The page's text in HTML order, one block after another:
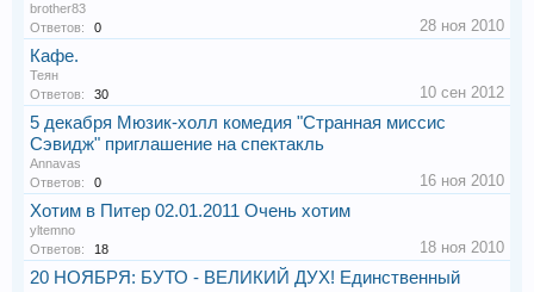
brother83
Ответов:
0 28 ноя 2010
Кафе.
Теян
Ответов:
30 10 сен 2012
5 декабря Мюзик-холл комедия "Странная миссис
Сэвидж" приглашение на спектакль
Annavas
Ответов:
0 16 ноя 2010
Хотим в Питер 02.01.2011 Очень хотим
yltemno
Ответов:
18 18 ноя 2010
20 НОЯБРЯ: БУТО - ВЕЛИКИЙ ДУХ! Eдинственный